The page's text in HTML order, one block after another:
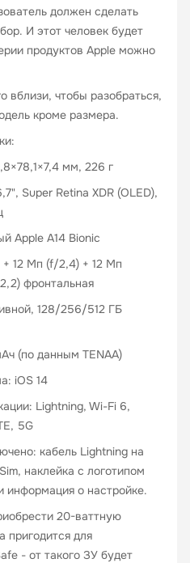
должен сделать
И этот человек будет
продуктов Apple можно
вблизи, чтобы разобраться,
кроме размера.
мм, 226 г
Super Retina XDR (OLED),
A14 Bionic
Мп (f/2,4) + 12 Мп
фронтальная
128/256/512 ГБ
(по данным TENAA)
iOS 14
Lightning, Wi-Fi 6,
5G
кабель Lightning на
наклейка с логотипом
информация о настройке.
20-ваттную
пригодится для
- от такого ЗУ будет